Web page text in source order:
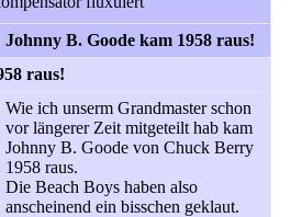
Johnny B. Goode kam 1958 raus!
raus!
Wie ich unserm Grandmaster schon
vor längerer Zeit mitgeteilt hab kam
Johnny B. Goode von Chuck Berry
1958 raus.
Die Beach Boys haben also
anscheinend ein bisschen geklaut.